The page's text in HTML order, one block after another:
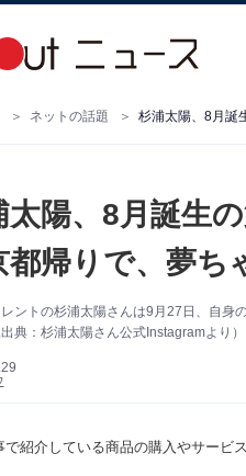
ネットの話題 杉浦太陽、8月誕
太陽、8月誕生
都帰りで、夢ち
ントの杉浦太陽さんは9月27日、自身
典：杉浦太陽さん公式Instagramより）
紹介している商品の購入やサービ